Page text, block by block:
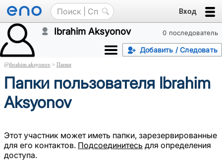
Вход
0 последователь
Ibrahim Aksyonov
Добавить / Следовать
@ibrahim.aksyonov > Папки
Папки пользователя Ibrahim
Aksyonov
Этот участник может иметь папки, зарезервированные
для его контактов. Подсоединитесь для определения
доступа.